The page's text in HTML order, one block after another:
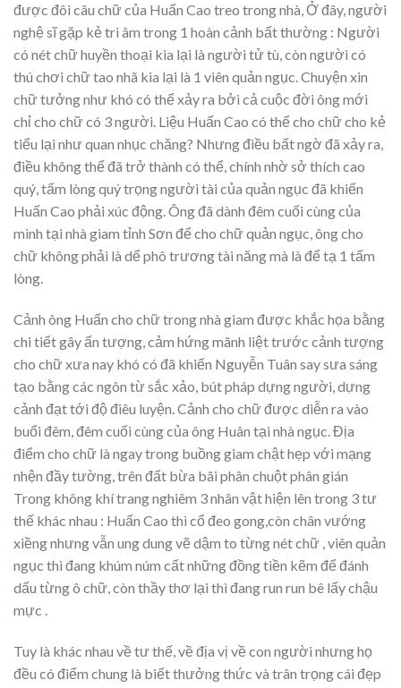
được đôi câu chữ của Huấn Cao treo trong nhà, Ở đây, người
nghệ sĩ gặp kẻ tri âm trong 1 hoàn cảnh bất thường : Người
có nét chữ huyền thoại kia lại là người tử tù, còn người có
thú chơi chữ tao nhã kia lại là 1 viên quản ngục. Chuyện xin
chữ tưởng như khó có thể xảy ra bởi cả cuộc đời ông mới
chỉ cho chữ có 3 người. Liệu Huấn Cao có thể cho chữ cho kẻ
tiểu lại như quan nhục chăng? Nhưng điều bất ngờ đã xảy ra,
điều không thể đã trở thành có thể, chính nhờ sở thích cao
quý, tấm lòng quý trọng người tài của quản ngục đã khiến
Huấn Cao phải xúc động. Ông đã dành đêm cuối cùng của
mình tại nhà giam tỉnh Sơn để cho chữ quản ngục, ông cho
chữ không phải là dể phô trương tài năng mà là để tạ 1 tấm
lòng.
Cảnh ông Huấn cho chữ trong nhà giam được khắc họa bằng
chi tiết gây ấn tượng, cảm hứng mãnh liệt trước cảnh tượng
cho chữ xưa nay khó có đã khiến Nguyễn Tuân say sưa sáng
tạo bằng các ngôn từ sắc xảo, bút pháp dựng người, dựng
cảnh đạt tới độ điêu luyện. Cảnh cho chữ được diễn ra vào
buổi đêm, đêm cuối cùng của ông Huân tại nhà ngục. Địa
điểm cho chữ là ngay trong buồng giam chật hẹp với mạng
nhện đầy tường, trên đất bừa bãi phân chuột phân gián
Trong không khí trang nghiêm 3 nhân vật hiện lên trong 3 tư
thế khác nhau : Huấn Cao thì cổ đeo gong,còn chân vướng
xiềng nhưng vẫn ung dung vẽ dậm to từng nét chữ , viên quản
ngục thì đang khúm núm cất những đồng tiền kẽm để đánh
dấu từng ô chữ, còn thầy thơ lại thì đang run run bê lấy chậu
mực .
Tuy là khác nhau về tư thế, về địa vị về con người nhưng họ
đều có điểm chung là biết thưởng thức và trân trọng cái đẹp